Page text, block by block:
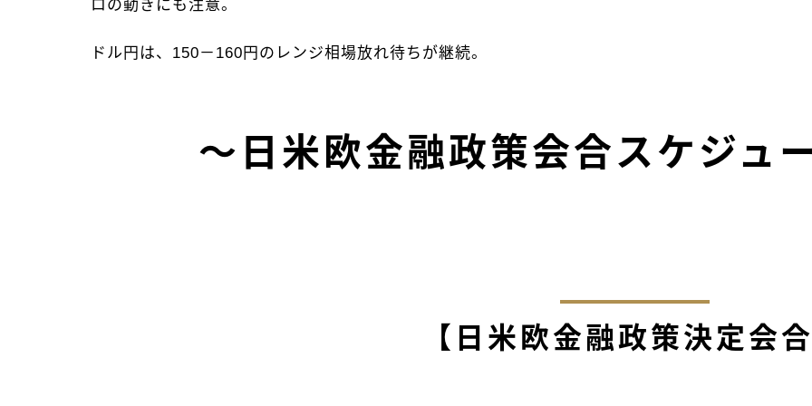
ロの動きにも注意。
ドル円は、150－160円のレンジ相場放れ待ちが継続。
～日米欧金融政策会合スケジュ
【日米欧金融政策決定会合